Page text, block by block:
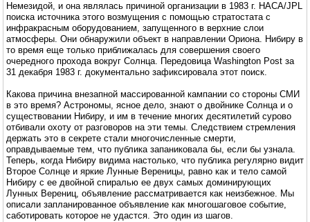
Немезидой, и она являлась причиной организации в 1983 г. НАСА/JPL
поиска источника этого возмущения с помощью стратостата с
инфракрасным оборудованием, запущенного в верхние слои
атмосферы. Они обнаружили объект в направлении Ориона. Нибиру в
то время еще только приближалась для совершения своего
очередного прохода вокруг Солнца. Передовица Washington Post за
31 декабря 1983 г. документально зафиксировала этот поиск.
Какова причина внезапной массированной кампании со стороны СМИ
в это время? Астрономы, ясное дело, знают о двойнике Солнца и о
существовании Нибиру, и им в течение многих десятилетий сурово
отбивали охоту от разговоров на эти темы. Следствием стремления
держать это в секрете стали многочисленные смерти,
оправдываемые тем, что публика запаниковала бы, если бы узнала.
Теперь, когда Нибиру видима настолько, что публика регулярно видит
Второе Солнце и яркие Лунные Вереницы, равно как и тело самой
Нибиру с ее двойной спиралью ее двух самых доминирующих
Лунных Верениц, объявление рассматривается как неизбежное. Мы
описали запланированное объявление как многошаговое событие,
саботировать которое не удастся. Это один из шагов.